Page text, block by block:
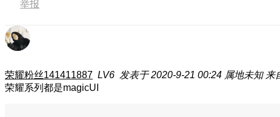
举报
荣耀粉丝141411887 LV6 发表于 2020-9-21 00:24 属地未知 来
荣耀系列都是magicUI